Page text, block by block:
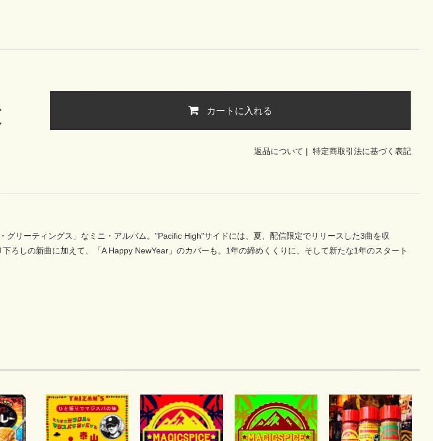
カートに入れる
返品について | 特定商取引法に基づく表記
グリーティングス」なミニ・アルバム。"Pacific High"サイドには、夏、配信限定でリリースした3曲を収
ろしの新曲に加えて、「A Happy NewYear」のカバーも。1年の締めくくりに、そして新たな1年のスタート